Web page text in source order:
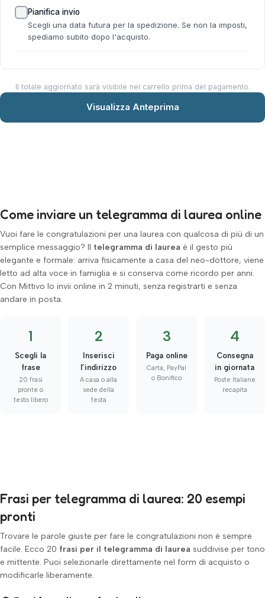
Pianifica invio
Scegli una data futura per la spedizione. Se non la imposti,
spediamo subito dopo l'acquisto.
Il totale aggiornato sarà visibile nel carrello prima del pagamento.
Visualizza Anteprima
Come inviare un telegramma di laurea online
Vuoi fare le congratulazioni per una laurea con qualcosa di più di un
semplice messaggio? Il telegramma di laurea è il gesto più
elegante e formale: arriva fisicamente a casa del neo-dottore, viene
letto ad alta voce in famiglia e si conserva come ricordo per anni.
Con Mittivo lo invii online in 2 minuti, senza registrarti e senza
andare in posta.
1
Scegli la
frase
20 frasi
pronte o
testo libero
2
Inserisci
l’indirizzo
A casa o alla
sede della
festa
3
Paga online
Carta, PayPal
o Bonifico
4
Consegna
in giornata
Poste Italiane
recapita
Frasi per telegramma di laurea: 20 esempi
pronti
Trovare le parole giuste per fare le congratulazioni non è sempre
facile. Ecco 20 frasi per il telegramma di laurea suddivise per tono
e mittente. Puoi selezionarle direttamente nel form di acquisto o
modificarle liberamente.